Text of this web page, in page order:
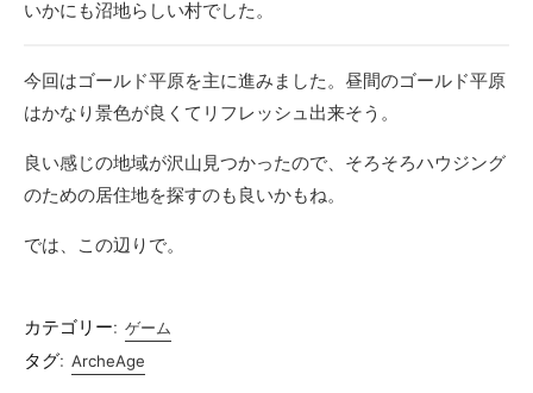
いかにも沼地らしい村でした。
今回はゴールド平原を主に進みました。昼間のゴールド平原
はかなり景色が良くてリフレッシュ出来そう。
良い感じの地域が沢山見つかったので、そろそろハウジング
のための居住地を探すのも良いかもね。
では、この辺りで。
カテゴリー: ゲーム
タグ: ArcheAge